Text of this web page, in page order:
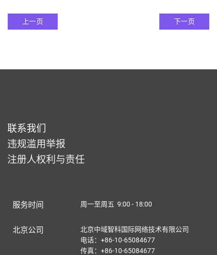
上一页 下一页
联系我们
违规滥用举报
注册人权利与责任
服务时间 周一至周五 9:00 - 18:00
北京公司
北京中域智科国际网络技术有限公司
电话：+86-10-65084677
传真：+86-10-65084677